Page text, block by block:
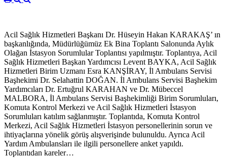
Acil Sağlık Hizmetleri Başkanı Dr. Hüseyin Hakan KARAKAŞ’ ın
başkanlığında, Müdürlüğümüz Ek Bina Toplantı Salonunda Aylık
Olağan İstasyon Sorumlular Toplantısı yapılmıştır. Toplantıya, Acil
Sağlık Hizmetleri Başkan Yardımcısı Levent BAYKA, Acil Sağlık
Hizmetleri Birim Uzmanı Esra KANŞİRAY, İl Ambulans Servisi
Başhekimi Dr. Selahattin DOĞAN. İl Ambulans Servisi Başhekim
Yardımcıları Dr. Ertuğrul KARAHAN ve Dr. Mübeccel
MALBORA, İl Ambulans Servisi Başhekimliği Birim Sorumluları,
Komuta Kontrol Merkezi ve Acil Sağlık Hizmetleri İstasyon
Sorumluları katılım sağlanmıştır. Toplantıda, Komuta Kontrol
Merkezi, Acil Sağlık Hizmetleri İstasyon personellerinin sorun ve
ihtiyaçlarına yönelik görüş alışverişinde bulunuldu. Ayrıca Acil
Yardım Ambulansları ile ilgili personellere anket yapıldı.
Toplantıdan kareler…